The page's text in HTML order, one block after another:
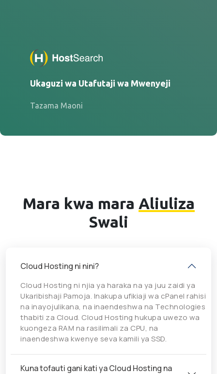
Ukaguzi wa Utafutaji wa Mwenyeji
Tazama Maoni
Mara kwa mara Aliuliza
Swali
Cloud Hosting ni nini?
Cloud Hosting ni njia ya haraka na ya juu zaidi ya
Ukaribishaji Pamoja. Inakupa ufikiaji wa cPanel rahisi
na inayojulikana, na inaendeshwa na Technologies
thabiti za Cloud. Cloud Hosting hukupa uwezo wa
kuongeza RAM na rasilimali za CPU, na
inaendeshwa kwenye seva kamili ya SSD.
Kuna tofauti gani kati ya Cloud Hosting na